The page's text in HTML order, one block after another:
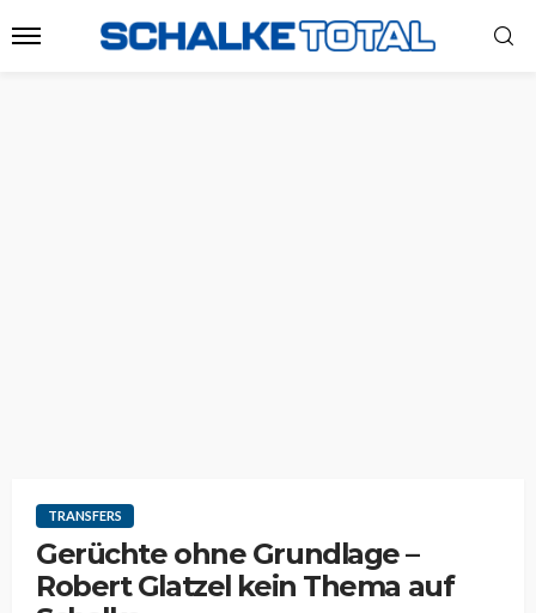
TRANSFERS
Gerüchte ohne Grundlage –
Robert Glatzel kein Thema auf